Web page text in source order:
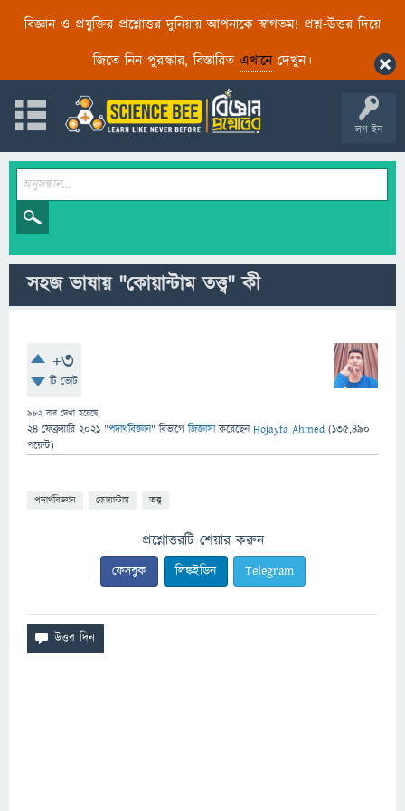
বিজ্ঞান ও প্রযুক্তির প্রশ্নোত্তর দুনিয়ায় আপনাকে স্বাগতম! প্রশ্ন-উত্তর দিয়ে
জিতে নিন পুরস্কার, বিস্তারিত এখানেদেখুন।
লগ ইন
সহজ ভাষায় "কোয়ান্টাম তত্ত্ব" কী
+3
টি ভোট
982বার দেখা হয়েছে
24 ফেব্রুয়ারি 2021 "পদার্থবিজ্ঞান" বিভাগে জিজ্ঞাসাকরেছেনHojayfa Ahmed (135,490
পয়েন্ট)
পদার্থবিজ্ঞান কোয়ান্টাম তত্ত্ব
প্রশ্নোত্তরটি শেয়ার করুন
ফেসবুক লিঙ্কইডিন Telegram